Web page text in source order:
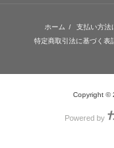
ホーム / 支払い方法
特定商取引法に基づく表
Copyright ©
Powered by